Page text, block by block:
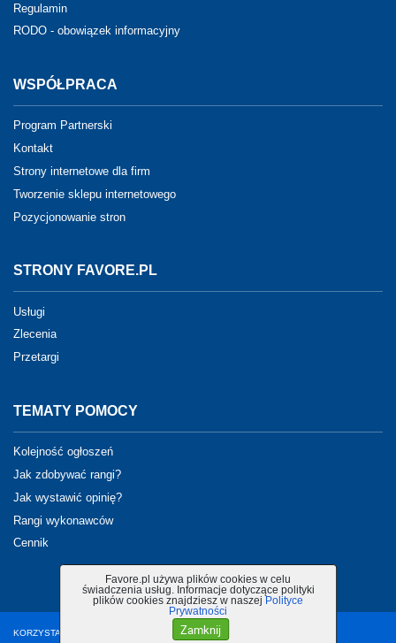
Favore.pl używa plików cookies w celu
świadczenia usług. Informacje dotyczące polityki
plików cookies znajdziesz w naszej Polityce
Prywatności
Zamknij
Regulamin
RODO - obowiązek informacyjny
WSPÓŁPRACA
Program Partnerski
Kontakt
Strony internetowe dla firm
Tworzenie sklepu internetowego
Pozycjonowanie stron
STRONY FAVORE.PL
Usługi
Zlecenia
Przetargi
TEMATY POMOCY
Kolejność ogłoszeń
Jak zdobywać rangi?
Jak wystawić opinię?
Rangi wykonawców
Cennik
KORZYSTANIE Z PORTALU OZNACZA AKCEPTACJĘ